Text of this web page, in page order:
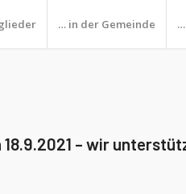
… in der Gemeinde
18.9.2021 – wir